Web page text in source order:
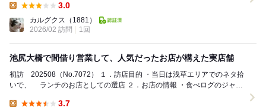
3.0
カルグクス （1881）
2026/02 訪問
1回
池尻大橋で間借り営業して、人気だったお店が構えた実店舗
初訪 202508（No.7072） １．訪店目的 ・当日は浅草エリアでのネタ拾
いで、 ランチのお店としての選店 ２．お店の情報 ・食べログのジャン
3.7